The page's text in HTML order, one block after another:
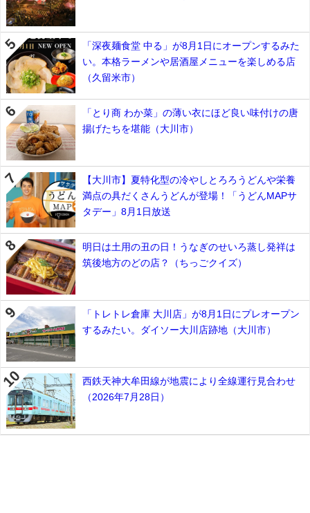
「深夜麺食堂 中る」が8月1日にオープンするみた
い。本格ラーメンや居酒屋メニューを楽しめる店
（久留米市）
「とり商 わか菜」の薄い衣にほど良い味付けの唐
揚げたちを堪能（大川市）
【大川市】夏特化型の冷やしとろろうどんや栄養
満点の具だくさんうどんが登場！「うどんMAPサ
タデー」8月1日放送
明日は土用の丑の日！うなぎのせいろ蒸し発祥は
筑後地方のどの店？（ちっごクイズ）
「トレトレ倉庫 大川店」が8月1日にプレオープン
するみたい。ダイソー大川店跡地（大川市）
西鉄天神大牟田線が地震により全線運行見合わせ
（2026年7月28日）